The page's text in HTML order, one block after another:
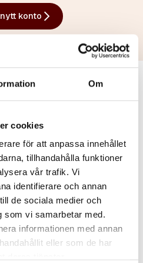
Om
cookies
för att anpassa innehållet
tillhandahålla funktioner
vår trafik. Vi
identifierare och annan
de sociala medier och
som vi samarbetar med.
informationen med annan
eller som de har
nytt konto